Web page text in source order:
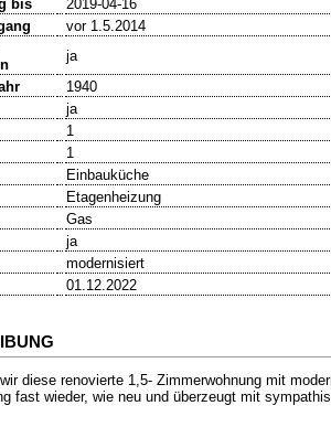
bis
2019-04-16
vor 1.5.2014
ja
1940
ja
1
1
Einbauküche
Etagenheizung
Gas
ja
modernisiert
01.12.2022
diese renovierte 1,5- Zimmerwohnung mit
fast wieder, wie neu und überzeugt mit